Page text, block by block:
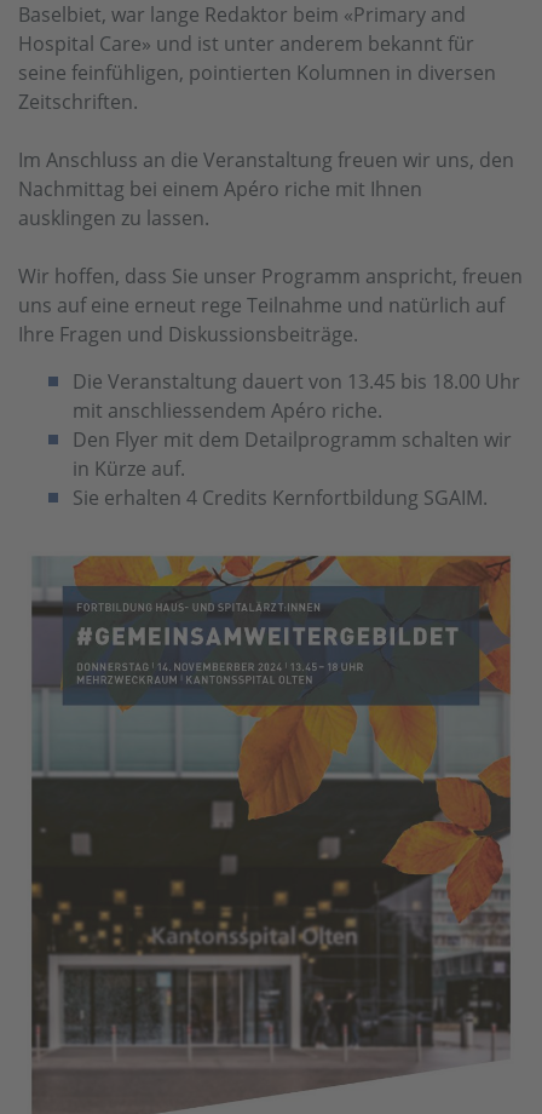
Baselbiet, war lange Redaktor beim «Primary and
Hospital Care» und ist unter anderem bekannt für
seine feinfühligen, pointierten Kolumnen in diversen
Zeitschriften.
Im Anschluss an die Veranstaltung freuen wir uns, den
Nachmittag bei einem Apéro riche mit Ihnen
ausklingen zu lassen.
Wir hoffen, dass Sie unser Programm anspricht, freuen
uns auf eine erneut rege Teilnahme und natürlich auf
Ihre Fragen und Diskussionsbeiträge.
Die Veranstaltung dauert von 13.45 bis 18.00 Uhr
mit anschliessendem Apéro riche.
Den Flyer mit dem Detailprogramm schalten wir
in Kürze auf.
Sie erhalten 4 Credits Kernfortbildung SGAIM.